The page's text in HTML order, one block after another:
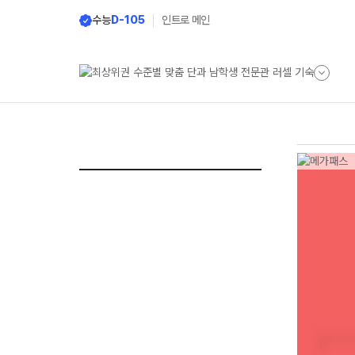
수능D-105 인트로 메인